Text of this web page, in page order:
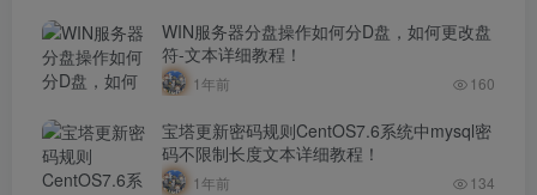
WIN服务器分盘操作如何分D盘，如何更改盘
符-文本详细教程！
1年前 160
宝塔更新密码规则CentOS7.6系统中mysql密
码不限制长度文本详细教程！
1年前 134